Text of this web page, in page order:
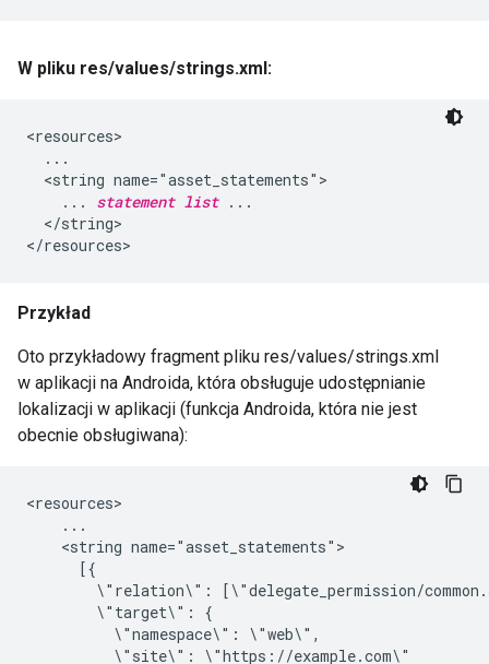
W pliku res/values/strings.xml:
<resources>
  ...
  <string name="asset_statements">
    ...
statement list ...
  </string>
Przykład
Oto przykładowy fragment pliku res/values/strings.xml
w aplikacji na Androida, która obsługuje udostępnianie
lokalizacji w aplikacji (funkcja Androida, która nie jest
obecnie obsługiwana):
<resources>
    ...
    <string name="asset_statements">
      [{
\"relation\": [\"delegate_permission/
        \"target\": {
          \"namespace\": \"web\",
          \"site\": \"https://example.com\"